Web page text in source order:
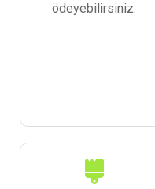
ödeyebilirsiniz.